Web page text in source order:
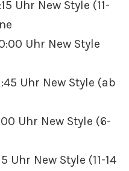
Uhr New Style (11-
Uhr New Style
Uhr New Style (ab
Uhr New Style (6-
Uhr New Style (11-14